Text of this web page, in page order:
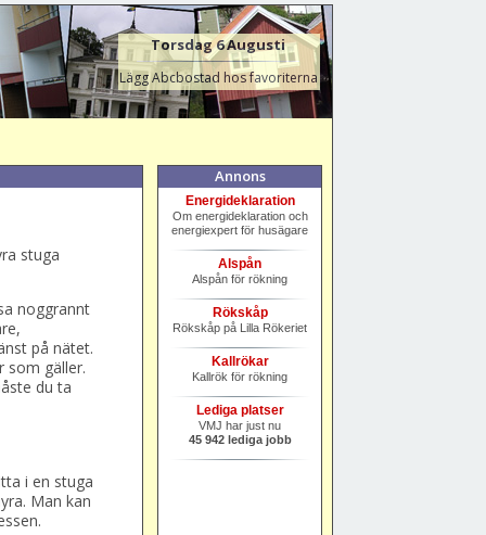
Torsdag 6 Augusti
Lägg Abcbostad hos favoriterna
stuga
noggrannt
på nätet.
som gäller.
du ta
i en stuga
Man kan
Annons
Energideklaration
Om energideklaration och
energiexpert för husägare
Alspån
Alspån för rökning
Rökskåp
Rökskåp på Lilla Rökeriet
Kallrökar
Kallrök för rökning
Lediga platser
VMJ har just nu
45 942 lediga jobb